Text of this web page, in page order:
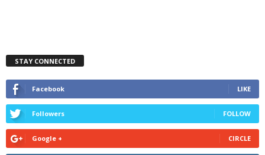
STAY CONNECTED
Facebook LIKE
Followers FOLLOW
Google + CIRCLE